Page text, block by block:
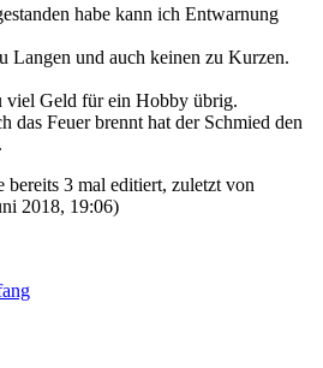
habe kann ich Entwarnung
Langen und auch keinen zu Kurzen.
viel Geld für ein Hobby übrig.
das Feuer brennt hat der Schmied den
bereits 3 mal editiert, zuletzt von
2018, 19:06)